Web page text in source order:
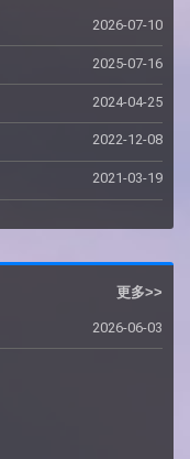
2026-07-10
2025-07-16
2024-04-25
2022-12-08
2021-03-19
更多>>
2026-06-03